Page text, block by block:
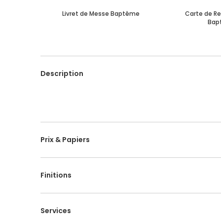
Description
Prix & Papiers
Finitions
Services
Livret de Messe Baptême
Carte de